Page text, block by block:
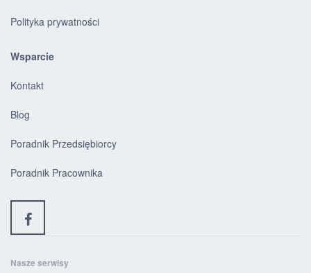
Polityka prywatności
Wsparcie
Kontakt
Blog
Poradnik Przedsiębiorcy
Poradnik Pracownika
Nasze serwisy